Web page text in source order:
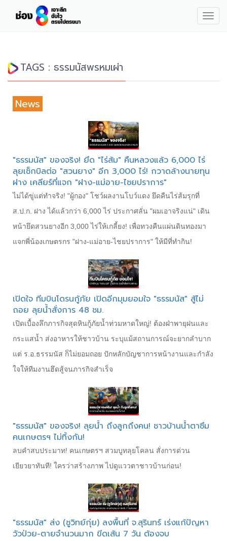
TAGS : ธรรมนัสพรหมเผ่า
News
"ธรรมนัส" ของจริง! ยึด "ไร่ส้ม" คืนหลวงแล้ว 6,000 ไร่
ลุยเช็กบิลต่อ "สวนยาง" อีก 3,000 ไร่! กวาดล้างนายทุน
ฝาง เคลียร์ที่แจก "ฝาง-แม่อาย-ไชยปราการ"
ไม่ได้ขู่แต่ทำจริง! "ผู้กอง" โชว์ผลงานโบว์แดง ยึดคืนไร่ส้มรุกที่
ส.ป.ก. ฝาง ได้แล้วกว่า 6,000 ไร่ ประกาศลั่น "ผมเอาจริงแน่" เดิน
หน้ายึดสวนยางอีก 3,000 ไร่ให้เกลี้ยง! เพื่อทวงคืนแผ่นดินทองมา
แจกพี่น้องเกษตรกร "ฝาง-แม่อาย-ไชยปราการ" ให้มีที่ทำกิน!
เปิดใจ ทีมบินโดรนกู้ภัย เปิดอีกมุมยอมใจ "ธรรมนัส" สู้ไม่
ถอย ลุยน้ำสั่งการ 48 ชม.
เปิดเบื้องลึกภารกิจสุดหินกู้ภัยน้ำท่วมหาดใหญ่! ต้องฝ่าพายุฝนและ
กระแสน้ำ ส่งอาหารให้ชาวบ้าน ระบุแม้สถานการณ์จะยากลำบาก
แต่ ร.อ.ธรรมนัส ก็ไม่ยอมถอย ปักหลักบัญชาการหน้างานและกำลัง
ใจให้ทีมงานฮึดสู้จนภารกิจสำเร็จ
"ธรรมนัส" ของจริง! ลุยน้ำ ถึงลูกถึงคน! ชาวบ้านน้ำตาซึม
คนเกษตรฯ ไม่ทิ้งกัน!
​ลบคำสบประมาท! คนเกษตรฯ สวมบูทลุยโคลน สั่งการด่วน
เยียวยาทันที! ใครว่าสร้างภาพ ไปดูแววตาชาวบ้านก่อน!
"ธรรมนัส" ส่ง (ชูวิทย์กุ่ย) ลงพื้นที่ จ.สุรินทร์ เร่งแก้ปัญหา
วัวป่วย-ตายจำนวนมาก ขีดเส้น 7 วัน ต้องจบ